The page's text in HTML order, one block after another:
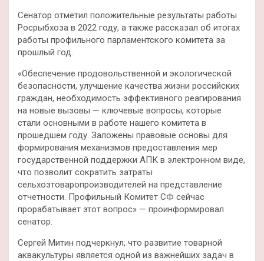
Сенатор отметил положительные результаты работы
Росрыбхоза в 2022 году, а также рассказал об итогах
работы профильного парламентского комитета за
прошлый год.
«Обеспечение продовольственной и экологической
безопасности, улучшение качества жизни российских
граждан, необходимость эффективного реагирования
на новые вызовы — ключевые вопросы, которые
стали основными в работе нашего комитета в
прошедшем году. Заложены правовые основы для
формирования механизмов предоставления мер
государственной поддержки АПК в электронном виде,
что позволит сократить затраты
сельхозтоваропроизводителей на представление
отчетности. Профильный Комитет СФ сейчас
прорабатывает этот вопрос» — проинформировал
сенатор.
Сергей Митин подчеркнул, что развитие товарной
аквакультуры является одной из важнейших задач в